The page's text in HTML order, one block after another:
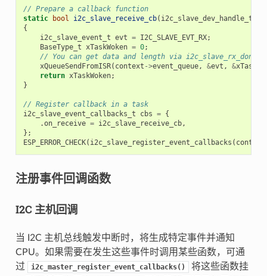
// Prepare a callback function
static
bool i2c_slave_receive_cb( i2c_slave_dev_handle_t
{
i2c_slave_event_t evt = I2C_SLAVE_EVT_RX;
BaseType_t xTaskWoken = 0;
// You can get data and length via
xQueueSendFromISR( context ->event_queue, &evt , &
return xTaskWoken;
}
// Register callback in a task
i2c_slave_event_callbacks_t
cbs = {
.on_receive = i2c_slave_receive_cb,
};
ESP_ERROR_CHECK( i2c_slave_register_event_callbacks ( context
注册事件回调函数
I2C 主机回调
当 I2C 主机总线触发中断时，将生成特定事件并通知
CPU。如果需要在发生这些事件时调用某些函数，可通
过
i2c_master_register_event_callbacks()
将这些函数挂